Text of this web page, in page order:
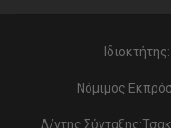
Νόμιμος
Δ/ντης